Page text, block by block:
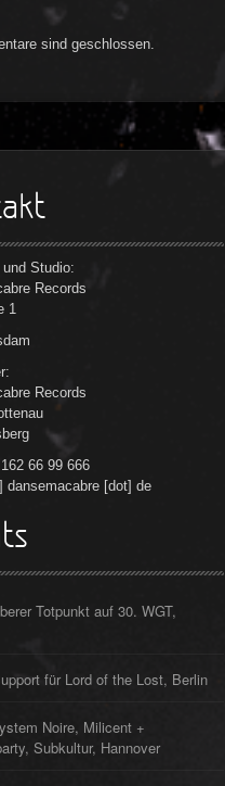
sind geschlossen.
Studio:
Records
1
Records
66 99 666
dansemacabre [dot] de
Totpunkt auf 30. WGT,
für Lord of the Lost, Berlin
Noire, Milicent +
Subkultur, Hannover